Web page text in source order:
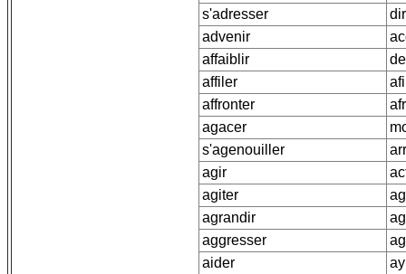
s'adresser
advenir
affaiblir
affiler
affronter
agacer
s'agenouiller
agir
agiter
agrandir
aggresser
aider